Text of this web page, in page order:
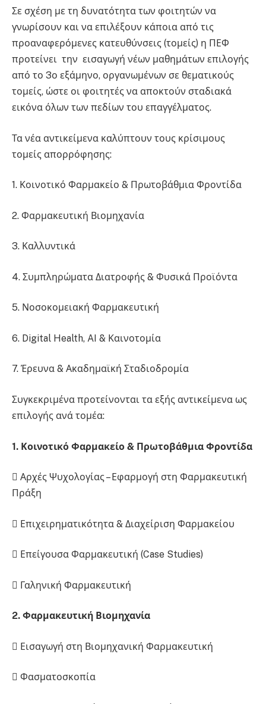
Σε σχέση με τη δυνατότητα των φοιτητών να
γνωρίσουν και να επιλέξουν κάποια από τις
προαναφερόμενες κατευθύνσεις (τομείς) η ΠΕΦ
προτείνει την εισαγωγή νέων μαθημάτων επιλογής
από το 3ο εξάμηνο, οργανωμένων σε θεματικούς
τομείς, ώστε οι φοιτητές να αποκτούν σταδιακά
εικόνα όλων των πεδίων του επαγγέλματος.
Τα νέα αντικείμενα καλύπτουν τους κρίσιμους
τομείς απορρόφησης:
1. Κοινοτικό Φαρμακείο & Πρωτοβάθμια Φροντίδα
2. Φαρμακευτική Βιομηχανία
3. Καλλυντικά
4. Συμπληρώματα Διατροφής & Φυσικά Προϊόντα
5. Νοσοκομειακή Φαρμακευτική
6. Digital Health, AI & Καινοτομία
7. Έρευνα & Ακαδημαϊκή Σταδιοδρομία
Συγκεκριμένα προτείνονται τα εξής αντικείμενα ως
επιλογής ανά τομέα:
1. Κοινοτικό Φαρμακείο & Πρωτοβάθμια Φροντίδα
 Αρχές Ψυχολογίας – Εφαρμογή στη Φαρμακευτική
Πράξη
 Επιχειρηματικότητα & Διαχείριση Φαρμακείου
 Επείγουσα Φαρμακευτική (Case Studies)
 Γαληνική Φαρμακευτική
2. Φαρμακευτική Βιομηχανία
 Εισαγωγή στη Βιομηχανική Φαρμακευτική
 Φασματοσκοπία